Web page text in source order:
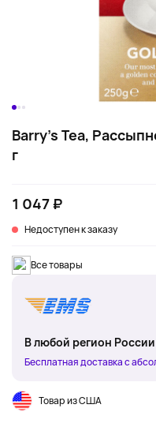
Barry's Tea,
г
1 047 ₽
Недоступен к заказу
Все товары
В любой регион
Бесплатная доставка с
Товар из США